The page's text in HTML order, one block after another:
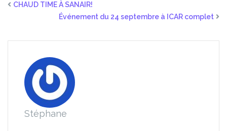
CHAUD TIME À SANAIR!
Événement du 24 septembre à ICAR complet
Stéphane